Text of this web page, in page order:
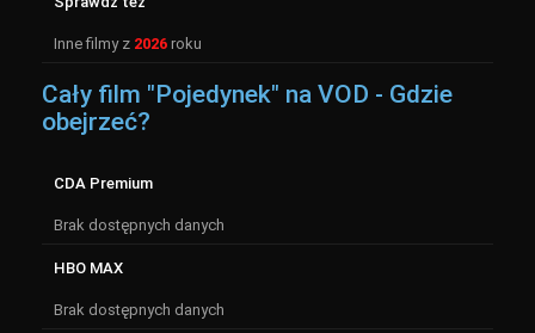
Inne filmy z 2026 roku
Cały film "Pojedynek" na VOD - Gdzie
obejrzeć?
CDA Premium
Brak dostępnych danych
HBO MAX
Brak dostępnych danych